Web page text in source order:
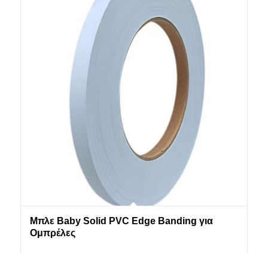
Μπλε Baby Solid PVC Edge Banding για
Ομπρέλες